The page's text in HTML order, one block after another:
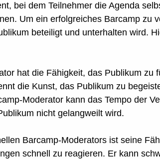
bei dem Teilnehmer die Agenda
Um ein erfolgreiches Barcamp zu
beteiligt und unterhalten wird.
hat die Fähigkeit, das Publikum zu
die Kunst, das Publikum zu
Moderator kann das Tempo der
nicht gelangweilt wird.
Barcamp-Moderators ist seine
schnell zu reagieren. Er kann